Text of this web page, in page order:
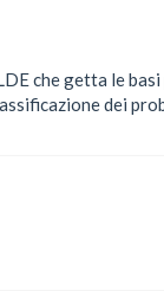
che getta le
dei